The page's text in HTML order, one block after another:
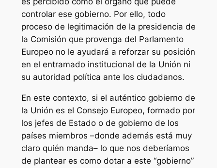
controlar ese gobierno. Por ello, todo
proceso de legitimación de la presidencia de
la Comisión que provenga del Parlamento
Europeo no le ayudará a reforzar su posición
en el entramado institucional de la Unión ni
su autoridad política ante los ciudadanos.
En este contexto, si el auténtico gobierno de
la Unión es el Consejo Europeo, formado por
los jefes de Estado o de gobierno de los
países miembros –donde además está muy
claro quién manda– lo que nos deberíamos
de plantear es como dotar a este “gobierno”